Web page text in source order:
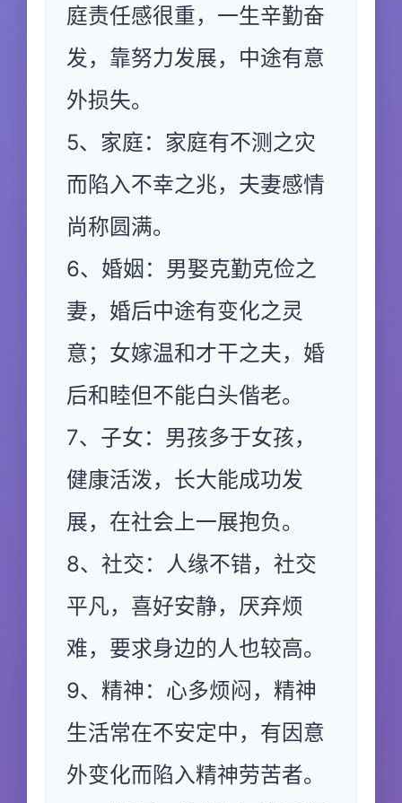
庭责任感很重，一生辛勤奋
发，靠努力发展，中途有意
外损失。
5、家庭：家庭有不测之灾
而陷入不幸之兆，夫妻感情
尚称圆满。
6、婚姻：男娶克勤克俭之
妻，婚后中途有变化之灵
意；女嫁温和才干之夫，婚
后和睦但不能白头偕老。
7、子女：男孩多于女孩，
健康活泼，长大能成功发
展，在社会上一展抱负。
8、社交：人缘不错，社交
平凡，喜好安静，厌弃烦
难，要求身边的人也较高。
9、精神：心多烦闷，精神
生活常在不安定中，有因意
外变化而陷入精神劳苦者。